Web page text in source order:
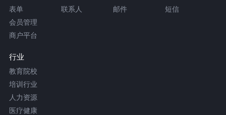
表单 联系人 邮件
短信
会员管理
商户平台
行业
教育院校
培训行业
人力资源
医疗健康